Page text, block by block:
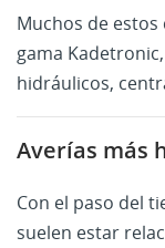
Muchos de
gama
hidráulicos,
Averías más
Con el paso del
suelen estar